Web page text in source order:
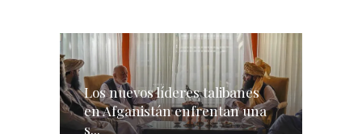
Los nuevos líderes talibanes
en Afganistán enfrentan una
s...